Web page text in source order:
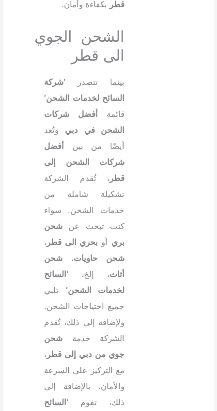
قطر بكفاءة وأمان.
الشحن الجوي
الى قطر
بينما تتصدر ‘شركة
السائح لخدمات الشحن’
قائمة
أفضل شركات
الشحن في دبي وتُعد
أيضًا من بين
أفضل
شركات الشحن إلى
قطر ، تُقدم الشركة
تشكيلة شاملة من
خدمات الشحن. سواء
كنت تبحث عن شحن
بري أو بحري الى قطر ،
شحن حاويات، شحن
أثاث، إلخ، ‘السائح
لخدمات الشحن’ تلبي
جميع احتياجات الشحن.
ولإضافة إلى ذلك، تُقدم
الشركة خدمة شحن
جوي من دبي إلى قطر ،
مع التركيز على السرعة
والأمان. بالإضافة إلى
ذلك، تقوم ‘السائح